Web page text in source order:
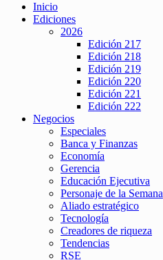
Inicio
Ediciones
2026
Edición 217
Edición 218
Edición 219
Edición 220
Edición 221
Edición 222
Negocios
Especiales
Banca y Finanzas
Economía
Gerencia
Educación Ejecutiva
Personaje de la Semana
Aliado estratégico
Tecnología
Creadores de riqueza
Tendencias
RSE